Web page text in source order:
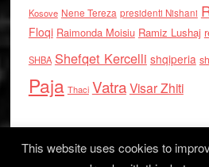
Kosove Nene Tereza presidenti Nishani
Floqi Raimonda Moisiu Ramiz Lushaj
SHBA Shefqet Kercelli shqiperia
Paja Thaci VatraVisar Zhiti
This website uses cookies to